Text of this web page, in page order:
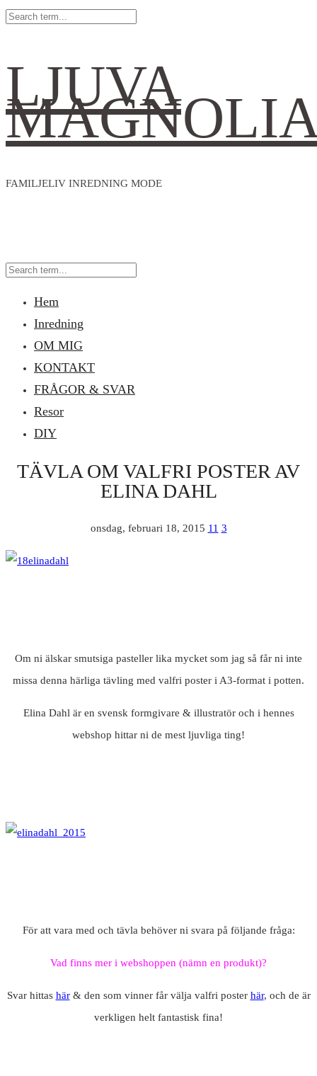
LJUVA
FAMILJELIV INREDNING MODE
Hem
Inredning
OM MIG
KONTAKT
FRÅGOR & SVAR
Resor
DIY
TÄVLA OM VALFRI POSTER AV
ELINA DAHL
onsdag, februari 18, 2015 11 3
Om ni älskar smutsiga pasteller lika mycket som jag så får ni inte
missa denna härliga tävling med valfri poster i A3-format i potten.
Elina Dahl är en svensk formgivare & illustratör och i hennes
webshop hittar ni de mest ljuvliga ting!
För att vara med och tävla behöver ni svara på följande fråga:
Vad finns mer i webshoppen (nämn en produkt)?
Svar hittas här& den som vinner får välja valfri poster här, och de är
verkligen helt fantastisk fina!